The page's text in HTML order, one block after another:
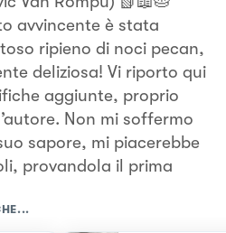
avvincente è stata
ripieno di noci pecan,
deliziosa! Vi riporto qui
aggiunte, proprio
Non mi soffermo
sapore, mi piacerebbe
provandola il prima